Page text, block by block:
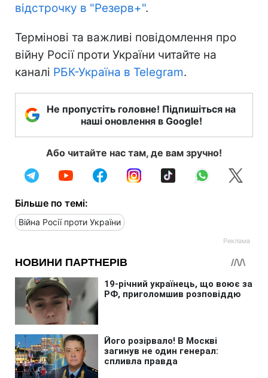
відстрочку в "Резерв+".
Термінові та важливі повідомлення про
війну Росії проти України читайте на
каналі РБК-Україна в Telegram.
Не пропустіть головне! Підпишіться на
наші оновлення в Google!
Або читайте нас там, де вам зручно!
Більше по темі:
Війна Росії проти України